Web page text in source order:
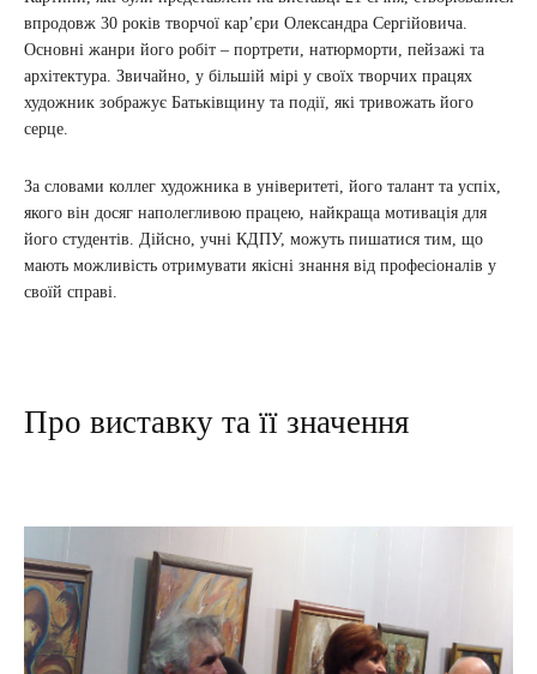
впродовж 30 років творчої кар’єри Олександра Сергійовича.
Основні жанри його робіт – портрети, натюрморти, пейзажі та
архітектура. Звичайно, у більшій мірі у своїх творчих працях
художник зображує Батьківщину та події, які тривожать його
серце.
За словами коллег художника в універитеті, його талант та успіх,
якого він досяг наполегливою працею, найкраща мотивація для
його студентів. Дійсно, учні КДПУ, можуть пишатися тим, що
мають можливість отримувати якісні знання від професіоналів у
своїй справі.
Про виставку та її значення